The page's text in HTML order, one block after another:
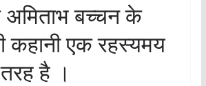
अमिताभ बच्चन के
एक रहस्यमय
है ।